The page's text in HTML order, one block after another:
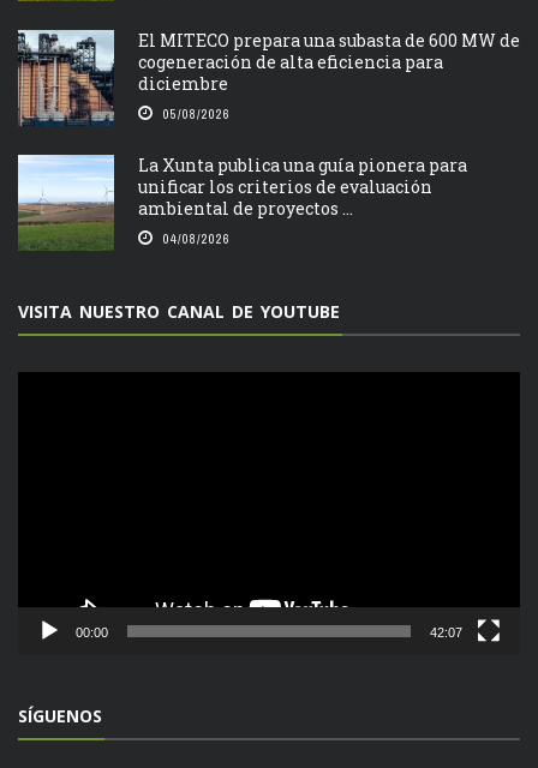
El MITECO prepara una subasta de 600 MW de
cogeneración de alta eficiencia para
diciembre
05/08/2026
La Xunta publica una guía pionera para
unificar los criterios de evaluación
ambiental de proyectos ...
04/08/2026
VISITA NUESTRO CANAL DE YOUTUBE
00:00 42:07
SÍGUENOS